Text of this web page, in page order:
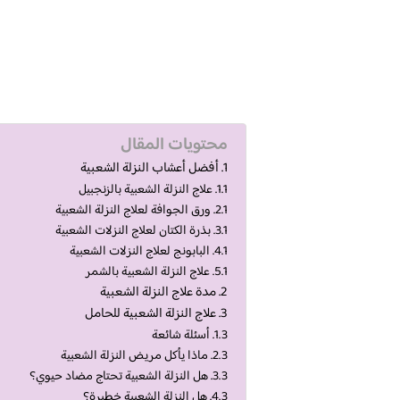
محتويات المقال
أفضل أعشاب النزلة الشعبية
علاج النزلة الشعبية بالزنجبيل
ورق الجوافة لعلاج النزلة الشعبية
بذرة الكتان لعلاج النزلات الشعبية
البابونج لعلاج النزلات الشعبية
علاج النزلة الشعبية بالشمر
مدة علاج النزلة الشعبية
علاج النزلة الشعبية للحامل
أسئلة شائعة
ماذا يأكل مريض النزلة الشعبية
هل النزلة الشعبية تحتاج مضاد حيوي؟